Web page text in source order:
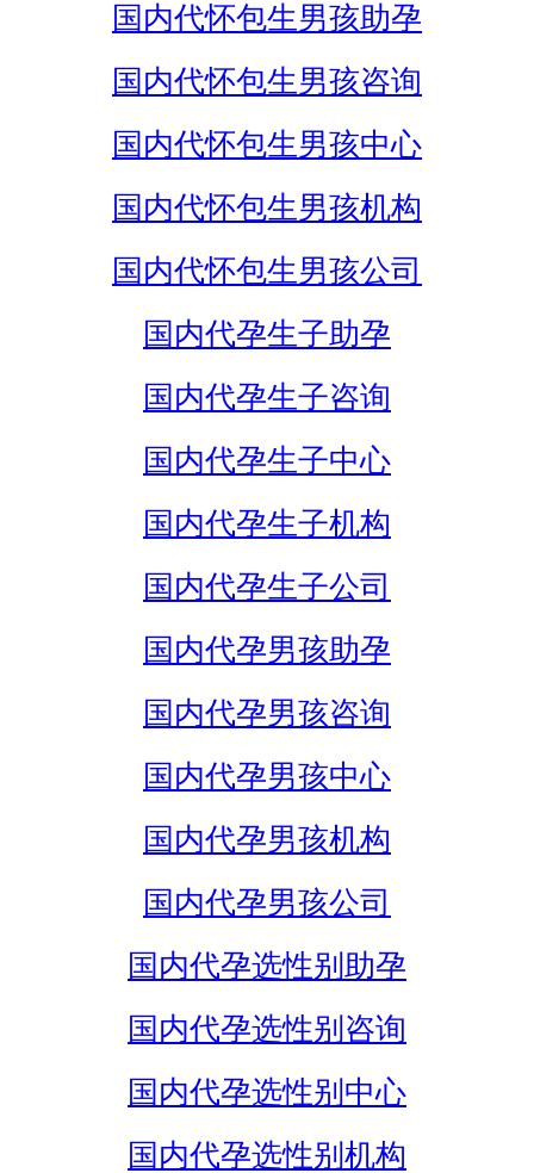
国内代怀包生男孩助孕
国内代怀包生男孩咨询
国内代怀包生男孩中心
国内代怀包生男孩机构
国内代怀包生男孩公司
国内代孕生子助孕
国内代孕生子咨询
国内代孕生子中心
国内代孕生子机构
国内代孕生子公司
国内代孕男孩助孕
国内代孕男孩咨询
国内代孕男孩中心
国内代孕男孩机构
国内代孕男孩公司
国内代孕选性别助孕
国内代孕选性别咨询
国内代孕选性别中心
国内代孕选性别机构